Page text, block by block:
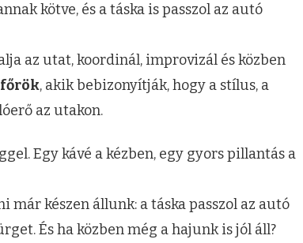
kötve, és a táska is passzol az autó
az utat, koordinál, improvizál és közben
, akik bebizonyítják, hogy a stílus, a
az utakon.
Egy kávé a kézben, egy gyors pillantás a
már készen állunk: a táska passzol az autó
És ha közben még a hajunk is jól áll?